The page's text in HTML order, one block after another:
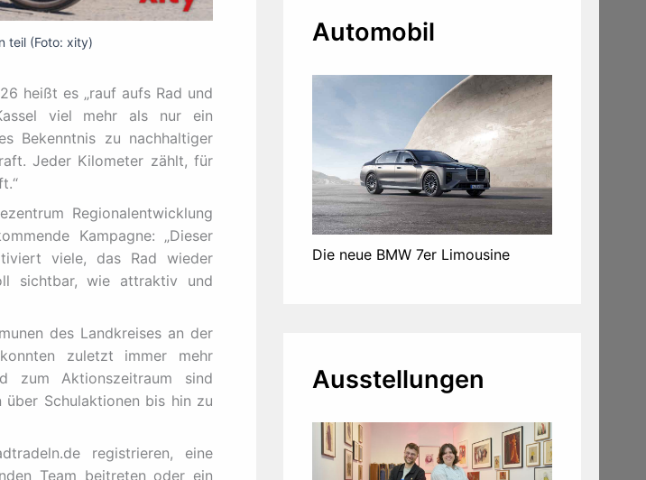
teil (Foto: xity)
heißt es „rauf aufs Rad und
viel mehr als nur ein
Bekenntnis zu nachhaltiger
Jeder Kilometer zählt, für
Regionalentwicklung
Kampagne: „Dieser
viele, das Rad wieder
sichtbar, wie attraktiv und
des Landkreises an der
zuletzt immer mehr
zum Aktionszeitraum sind
Schulaktionen bis hin zu
registrieren, eine
Team beitreten oder ein
Automobil
Die neue BMW 7er Limousine
Ausstellungen